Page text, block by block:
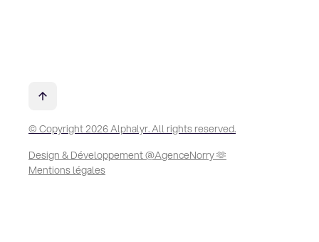
© Copyright 2026 Alphalyr. All rights reserved.
Design & Développement @AgenceNorry 🫶
Mentions légales